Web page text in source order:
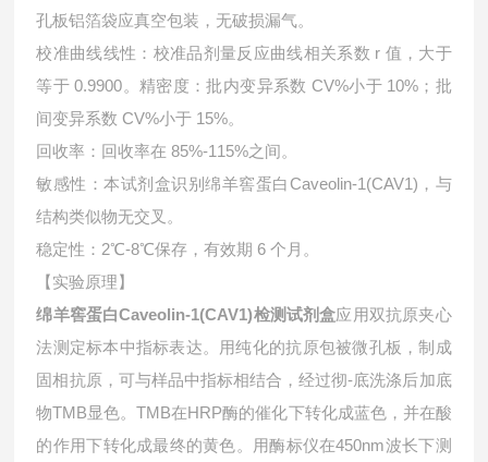
孔板铝箔袋应真空包装，无破损漏气。
校准曲线线性：校准品剂量反应曲线相关系数 r 值，大于
等于 0.9900。精密度：批内变异系数 CV%小于 10%；批
间变异系数 CV%小于 15%。
回收率：回收率在 85%-115%之间。
敏感性：本试剂盒识别绵羊窖蛋白Caveolin-1(CAV1)，与
结构类似物无交叉。
稳定性：2℃-8℃保存，有效期 6 个月。
【实验原理】
绵羊窖蛋白Caveolin-1(CAV1)检测试剂盒应用双抗原夹心
法测定标本中指标表达。用纯化的抗原包被微孔板，制成
固相抗原，可与样品中指标相结合，经过彻-底洗涤后加底
物TMB显色。TMB在HRP酶的催化下转化成蓝色，并在酸
的作用下转化成最终的黄色。用酶标仪在450nm波长下测